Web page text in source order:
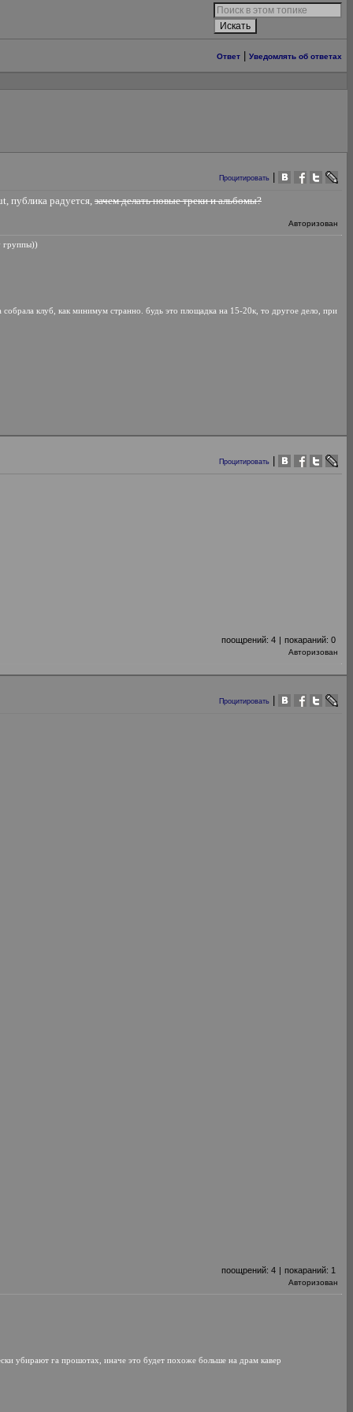
Ответ Уведомлять об ответах
Процитировать
публика радуется, зачем делать новые треки и альбомы?
Авторизован
группы))
собрала клуб, как минимум странно. будь это площадка на 15-20к, то другое дело, при
Процитировать
поощрений: 4 | покараний: 0
Авторизован
Процитировать
поощрений: 4 | покараний: 1
Авторизован
убирают га прошотах, иначе это будет похоже больше на драм кавер